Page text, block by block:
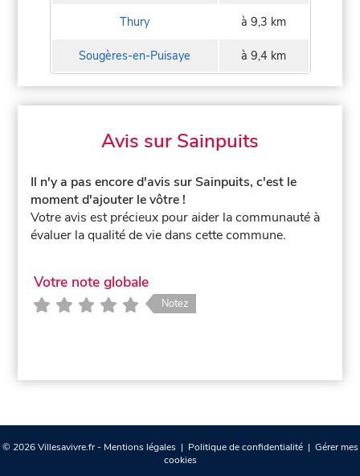
Thury à 9,3 km
Sougères-en-Puisaye à 9,4 km
Avis sur Sainpuits
Il n'y a pas encore d'avis sur Sainpuits, c'est le
moment d'ajouter le vôtre !
Votre avis est précieux pour aider la communauté à
évaluer la qualité de vie dans cette commune.
Votre note globale
Notez
© 2026 Villesavivre.fr - Mentions légales| Politique de confidentialité| Gérer mes
cookies